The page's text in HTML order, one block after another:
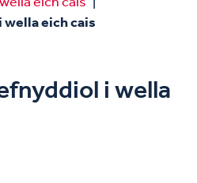
eich cais
i wella